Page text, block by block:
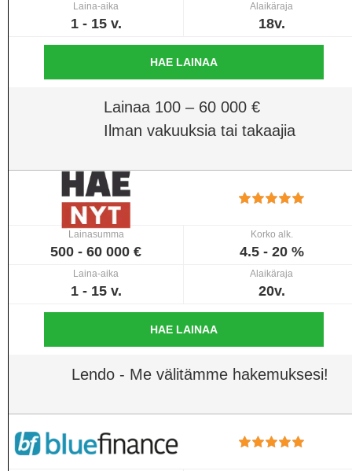
Laina-aika
1 - 15 v.
Alaikäraja
18v.
HAE LAINAA
Lainaa 100 – 60 000 €
Ilman vakuuksia tai takaajia
Lainasumma
500 - 60 000 €
Korko alk.
4.5 - 20 %
Laina-aika
1 - 15 v.
Alaikäraja
20v.
HAE LAINAA
Lendo - Me välitämme hakemuksesi!